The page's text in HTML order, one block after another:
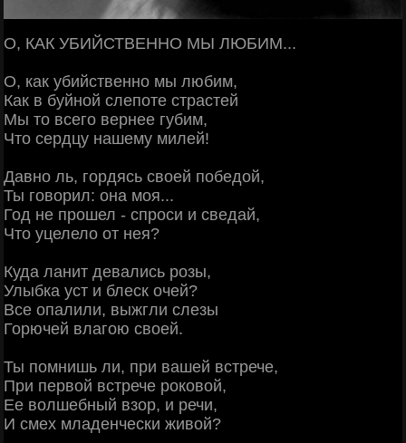
О, КАК УБИЙСТВЕННО МЫ ЛЮБИМ...
О, как убийственно мы любим,
Как в буйной слепоте страстей
Мы то всего вернее губим,
Что сердцу нашему милей!
Давно ль, гордясь своей победой,
Ты говорил: она моя...
Год не прошел - спроси и сведай,
Что уцелело от нея?
Куда ланит девались розы,
Улыбка уст и блеск очей?
Все опалили, выжгли слезы
Горючей влагою своей.
Ты помнишь ли, при вашей встрече,
При первой встрече роковой,
Ее волшебный взор, и речи,
И смех младенчески живой?